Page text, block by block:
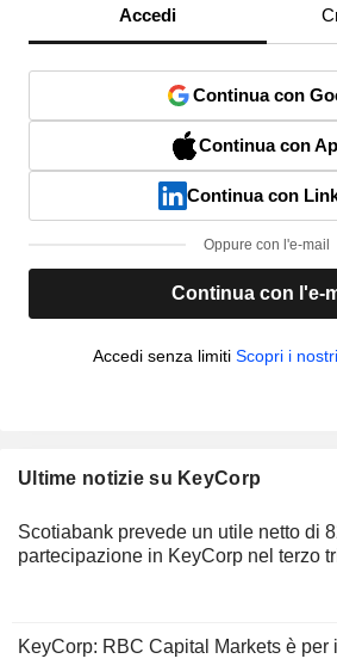
Accedi
Continua con
Continua con
Continua con
Oppure con l'e-mail
Continua con l'e-
Accedi senza limiti Scopri i
Ultime notizie su KeyCorp
Scotiabank prevede un utile netto di
partecipazione in KeyCorp nel terzo
KeyCorp: RBC Capital Markets è per